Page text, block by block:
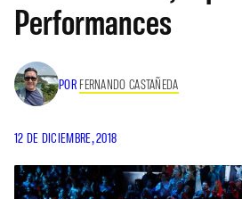
Performances
POR FERNANDO CASTAÑEDA
12 DE DICIEMBRE, 2018